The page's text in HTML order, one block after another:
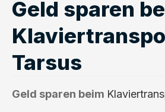
Geld sparen
Tarsus
Geld sparen beim